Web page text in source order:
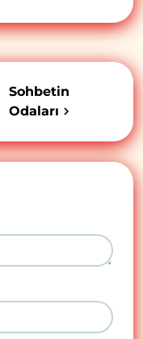
Sohbetin
Odaları